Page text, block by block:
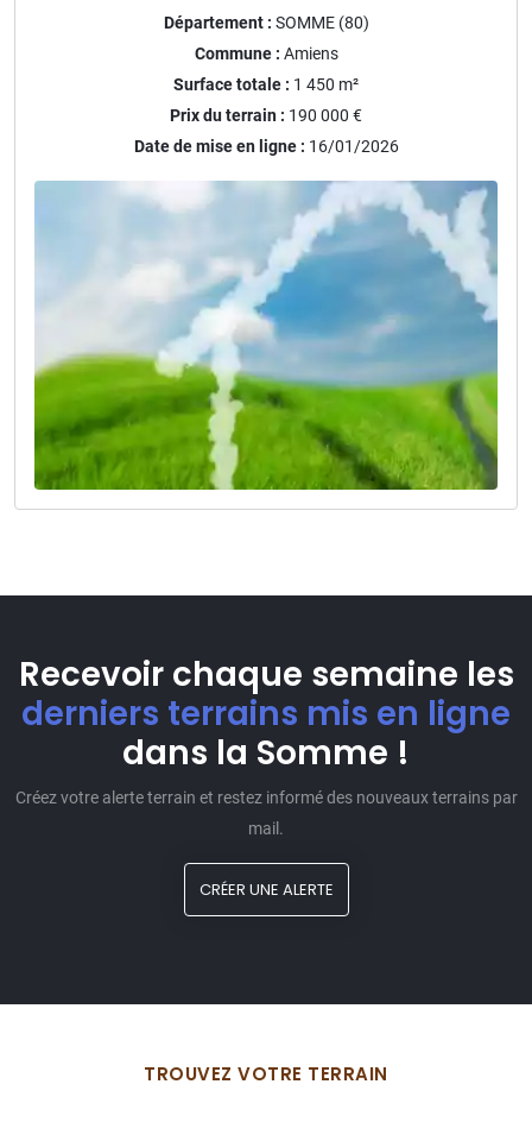
Département : SOMME (80)
Commune : Amiens
Surface totale : 1 450 m²
Prix du terrain : 190 000 €
Date de mise en ligne : 16/01/2026
Recevoir chaque semaine les
derniers terrains mis en ligne
dans la Somme !
Créez votre alerte terrain et restez informé des nouveaux terrains par
mail.
CRÉER UNE ALERTE
TROUVEZ VOTRE TERRAIN